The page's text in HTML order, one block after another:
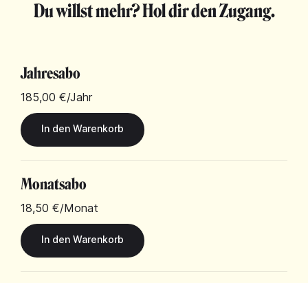
Du willst mehr? Hol dir den Zugang.
Jahresabo
185,00 €/Jahr
Monatsabo
18,50 €/Monat